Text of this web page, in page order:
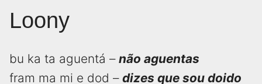
Loony
bu ka ta aguentá – não aguentas
fram ma mi e dod – dizes que sou doido